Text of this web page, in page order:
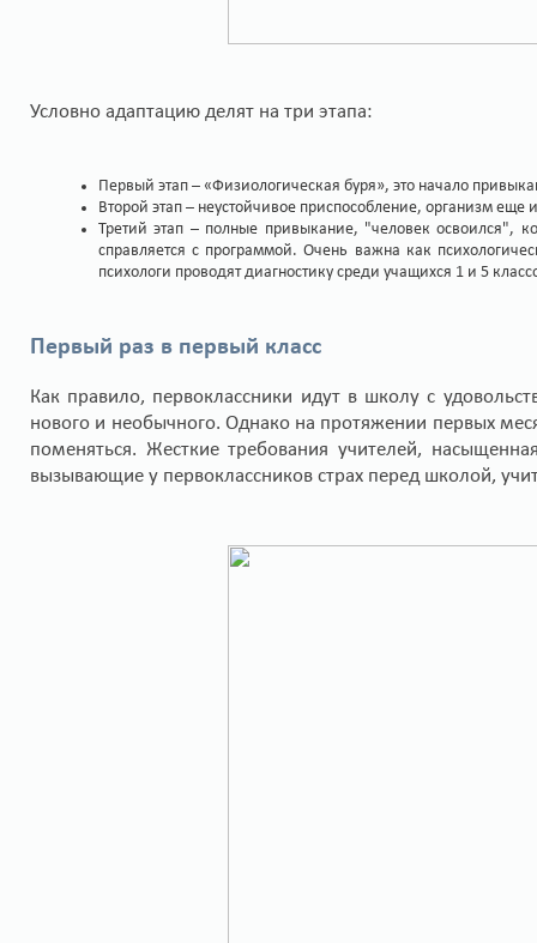
Условно адаптацию делят на три этапа:
Первый этап – «Физиологическая буря», это начало
Второй этап – неустойчивое приспособление, организм
Третий этап – полные привыкание, "человек освоился",
справляется с программой. Очень важна как
психологи проводят диагностику среди учащихся 1 и 5
Первый раз в первый класс
Как правило, первоклассники идут в школу с
нового и необычного. Однако на протяжении первых
поменяться. Жесткие требования учителей,
вызывающие у первоклассников страх перед школой,